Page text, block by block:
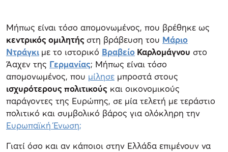
Μήπως είναι τόσο απομονωμένος, που βρέθηκε ως
κεντρικός ομιλητήςστη βράβευση του Μάριο
Ντράγκι με το ιστορικό Βραβείο Καρλομάγνου στο
Άαχεν της Γερμανίας; Μήπως είναι τόσο
απομονωμένος, που μίλησε μπροστά στους
ισχυρότερους πολιτικούς και οικονομικούς
παράγοντες της Ευρώπης, σε μία τελετή με τεράστιο
πολιτικό και συμβολικό βάρος για ολόκληρη την
Ευρωπαϊκή Ένωση;
Γιατί όσο και αν κάποιοι στην Ελλάδα επιμένουν να